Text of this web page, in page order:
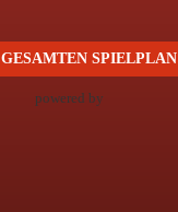
SPIELPLAN
powered by